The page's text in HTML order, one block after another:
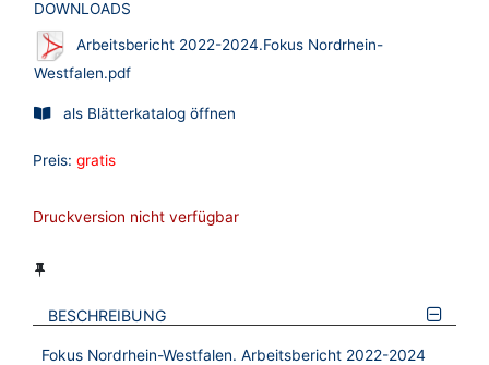
DOWNLOADS
Arbeitsbericht 2022-2024.Fokus Nordrhein-
Westfalen.pdf
als Blätterkatalog öffnen
Preis: gratis
Druckversion nicht verfügbar
BESCHREIBUNG
Fokus Nordrhein-Westfalen. Arbeitsbericht 2022-2024